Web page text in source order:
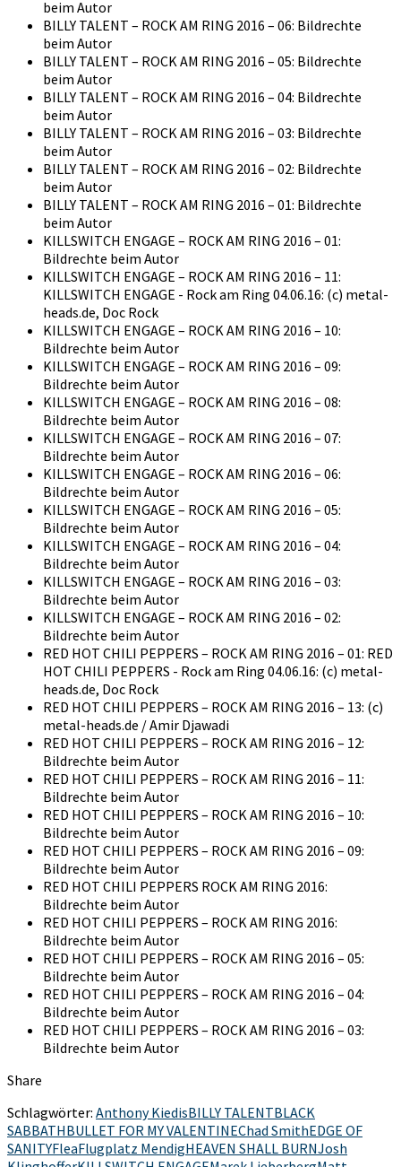
beim Autor
BILLY TALENT – ROCK AM RING 2016 – 06: Bildrechte
beim Autor
BILLY TALENT – ROCK AM RING 2016 – 05: Bildrechte
beim Autor
BILLY TALENT – ROCK AM RING 2016 – 04: Bildrechte
beim Autor
BILLY TALENT – ROCK AM RING 2016 – 03: Bildrechte
beim Autor
BILLY TALENT – ROCK AM RING 2016 – 02: Bildrechte
beim Autor
BILLY TALENT – ROCK AM RING 2016 – 01: Bildrechte
beim Autor
KILLSWITCH ENGAGE – ROCK AM RING 2016 – 01:
Bildrechte beim Autor
KILLSWITCH ENGAGE – ROCK AM RING 2016 – 11:
KILLSWITCH ENGAGE - Rock am Ring 04.06.16: (c) metal-
heads.de, Doc Rock
KILLSWITCH ENGAGE – ROCK AM RING 2016 – 10:
Bildrechte beim Autor
KILLSWITCH ENGAGE – ROCK AM RING 2016 – 09:
Bildrechte beim Autor
KILLSWITCH ENGAGE – ROCK AM RING 2016 – 08:
Bildrechte beim Autor
KILLSWITCH ENGAGE – ROCK AM RING 2016 – 07:
Bildrechte beim Autor
KILLSWITCH ENGAGE – ROCK AM RING 2016 – 06:
Bildrechte beim Autor
KILLSWITCH ENGAGE – ROCK AM RING 2016 – 05:
Bildrechte beim Autor
KILLSWITCH ENGAGE – ROCK AM RING 2016 – 04:
Bildrechte beim Autor
KILLSWITCH ENGAGE – ROCK AM RING 2016 – 03:
Bildrechte beim Autor
KILLSWITCH ENGAGE – ROCK AM RING 2016 – 02:
Bildrechte beim Autor
RED HOT CHILI PEPPERS – ROCK AM RING 2016 – 01: RED
HOT CHILI PEPPERS - Rock am Ring 04.06.16: (c) metal-
heads.de, Doc Rock
RED HOT CHILI PEPPERS – ROCK AM RING 2016 – 13: (c)
metal-heads.de / Amir Djawadi
RED HOT CHILI PEPPERS – ROCK AM RING 2016 – 12:
Bildrechte beim Autor
RED HOT CHILI PEPPERS – ROCK AM RING 2016 – 11:
Bildrechte beim Autor
RED HOT CHILI PEPPERS – ROCK AM RING 2016 – 10:
Bildrechte beim Autor
RED HOT CHILI PEPPERS – ROCK AM RING 2016 – 09:
Bildrechte beim Autor
RED HOT CHILI PEPPERS ROCK AM RING 2016:
Bildrechte beim Autor
RED HOT CHILI PEPPERS – ROCK AM RING 2016:
Bildrechte beim Autor
RED HOT CHILI PEPPERS – ROCK AM RING 2016 – 05:
Bildrechte beim Autor
RED HOT CHILI PEPPERS – ROCK AM RING 2016 – 04:
Bildrechte beim Autor
RED HOT CHILI PEPPERS – ROCK AM RING 2016 – 03:
Bildrechte beim Autor
Share
Schlagwörter: Anthony KiedisBILLY TALENTBLACK
SABBATHBULLET FOR MY VALENTINEChad SmithEDGE OF
SANITYFleaFlugplatz MendigHEAVEN SHALL BURNJosh